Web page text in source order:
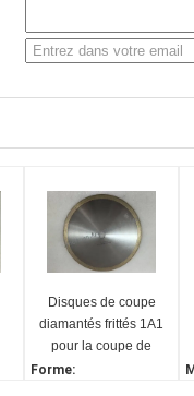
Disques de coupe
diamantés frittés 1A1
pour la coupe de
céramique avant
Forme: